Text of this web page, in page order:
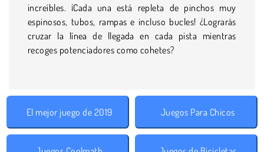
increíbles. ¡Cada una está repleta de pinchos muy
espinosos, tubos, rampas e incluso bucles! ¿Lograrás
cruzar la línea de llegada en cada pista mientras
recoges potenciadores como cohetes?
El mejor juego de 2019 Juegos Para Chicos